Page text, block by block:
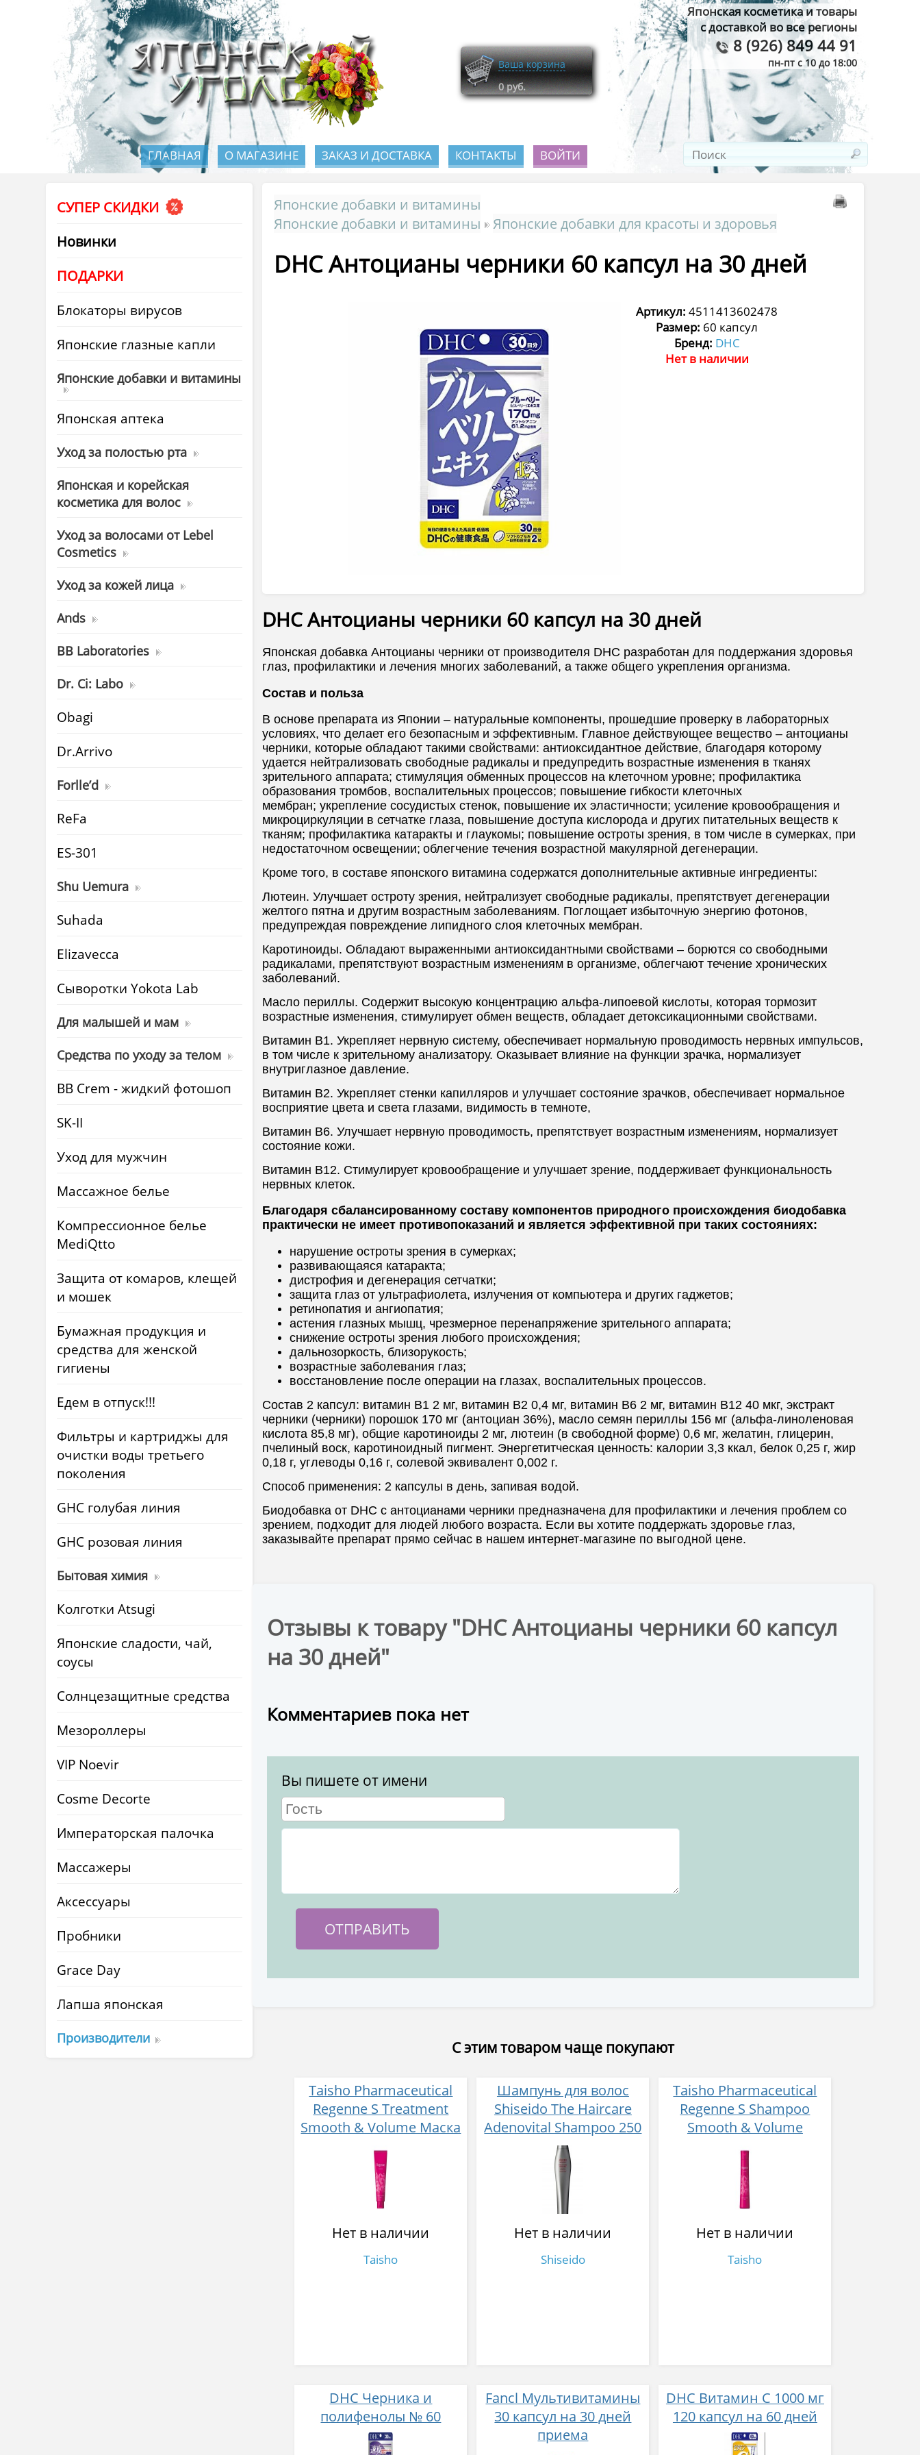
Японская косметика и товары
с доставкой во все регионы
8 (926) 849 44 91
пн-пт с 10 до 18:00
Ваша корзина
0 руб.
ГЛАВНАЯ О МАГАЗИНЕ ЗАКАЗ И ДОСТАВКА КОНТАКТЫ ВОЙТИ
СУПЕР СКИДКИ
Новинки
ПОДАРКИ
Блокаторы вирусов
Японские глазные капли
Японские добавки и витамины
Японская аптека
Уход за полостью рта
Японская и корейская
косметика для волос
Уход за волосами от Lebel
Cosmetics
Уход за кожей лица
Ands
BB Laboratories
Dr. Ci: Labo
Obagi
Dr.Arrivo
Forlle’d
ReFa
ES-301
Shu Uemura
Suhada
Elizavecca
Cыворотки Yokota Lab
Для малышей и мам
Средства по уходу за телом
BB Crem - жидкий фотошоп
SK-II
Уход для мужчин
Массажное белье
Компрессионное белье
MediQtto
Защита от комаров, клещей
и мошек
Бумажная продукция и
средства для женской
гигиены
Едем в отпуск!!!
Фильтры и картриджы для
очистки воды третьего
поколения
GHC голубая линия
GHC розовая линия
Бытовая химия
Колготки Atsugi
Японские сладости, чай,
соусы
Солнцезащитные средства
Мезороллеры
VIP Noevir
Cosme Decorte
Императорская палочка
Массажеры
Аксессуары
Пробники
Grace Day
Лапша японская
Производители
Японские добавки и витамины
Японские добавки и витамины
Японские добавки для красоты и здоровья
DHC Антоцианы черники 60 капсул на 30 дней
Артикул: 4511413602478
Размер: 60 капсул
Бренд: DHC
Нет в наличии
DHC Антоцианы черники 60 капсул на 30 дней
Японская добавка Антоцианы черники от производителя DHC разработан для поддержания здоровья
глаз, профилактики и лечения многих заболеваний, а также общего укрепления организма.
Состав и польза
В основе препарата из Японии – натуральные компоненты, прошедшие проверку в лабораторных
условиях, что делает его безопасным и эффективным. Главное действующее вещество – антоцианы
черники, которые обладают такими свойствами:антиоксидантное действие, благодаря которому
удается нейтрализовать свободные радикалы и предупредить возрастные изменения в тканях
зрительного аппарата;стимуляция обменных процессов на клеточном уровне; профилактика
образования тромбов, воспалительных процессов; повышение гибкости клеточных
мембран;укрепление сосудистых стенок, повышение их эластичности;усиление кровообращения и
микроциркуляции в сетчатке глаза, повышение доступа кислорода и других питательных веществ к
тканям; профилактика катаракты и глаукомы; повышение остроты зрения, в том числе в сумерках, при
недостаточном освещении; ​облегчение течения возрастной макулярной дегенерации.
Кроме того, в составе японского витамина содержатся дополнительные активные ингредиенты:
Лютеин. Улучшает остроту зрения, нейтрализует свободные радикалы, препятствует дегенерации
желтого пятна и другим возрастным заболеваниям. Поглощает избыточную энергию фотонов,
предупреждая повреждение липидного слоя клеточных мембран.
Каротиноиды. Обладают выраженными антиоксидантными свойствами – борются со свободными
радикалами, препятствуют возрастным изменениям в организме, облегчают течение хронических
заболеваний.
Масло периллы. Содержит высокую концентрацию альфа-липоевой кислоты, которая тормозит
возрастные изменения, стимулирует обмен веществ, обладает детоксикационными свойствами.
Витамин В1. Укрепляет нервную систему, обеспечивает нормальную проводимость нервных импульсов,
в том числе к зрительному анализатору. Оказывает влияние на функции зрачка, нормализует
внутриглазное давление.
Витамин В2. Укрепляет стенки капилляров и улучшает состояние зрачков, обеспечивает нормальное
восприятие цвета и света глазами, видимость в темноте,
Витамин В6. Улучшает нервную проводимость, препятствует возрастным изменениям, нормализует
состояние кожи.
Витамин В12. Стимулирует кровообращение и улучшает зрение, поддерживает функциональность
нервных клеток.
Благодаря сбалансированному составу компонентов природного происхождения биодобавка
практически не имеет противопоказаний и является эффективной при таких состояниях:
нарушение остроты зрения в сумерках;
развивающаяся катаракта;
дистрофия и дегенерация сетчатки;
защита глаз от ультрафиолета, излучения от компьютера и других гаджетов;
ретинопатия и ангиопатия;
астения глазных мышц, чрезмерное перенапряжение зрительного аппарата;
снижение остроты зрения любого происхождения;
дальнозоркость, близорукость;
возрастные заболевания глаз;
восстановление после операции на глазах, воспалительных процессов.
Состав 2 капсул: витамин B1 2 мг, витамин B2 0,4 мг, витамин B6 2 мг, витамин B12 40 мкг, экстракт
черники (черники) порошок 170 мг (антоциан 36%), масло семян периллы 156 мг (альфа-линоленовая
кислота 85,8 мг), общие каротиноиды 2 мг, лютеин (в свободной форме) 0,6 мг, желатин, глицерин,
пчелиный воск, каротиноидный пигмент. Энергетитческая ценность: калории 3,3 ккал, белок 0,25 г, жир
0,18 г, углеводы 0,16 г, солевой эквивалент 0,002 г.
Способ применения: 2 капсулы в день, запивая водой.
Биодобавка от DHC с антоцианами черники предназначена для профилактики и лечения проблем со
зрением, подходит для людей любого возраста. Если вы хотите поддержать здоровье глаз,
заказывайте препарат прямо сейчас в нашем интернет-магазине по выгодной цене.
Отзывы к товару "DHC Антоцианы черники 60 капсул
на 30 дней"
Комментариев пока нет
Вы пишете от имени
С этим товаром чаще покупают
Taisho Pharmaceutical
Regenne S Treatment
Smooth & Volume Маска
от выпадения волос для
разглаживания и
объема с цветочным
ароматом 200 гр
Нет в наличии
Taisho
Шампунь для волос
Shiseido The Haircare
Adenovital Shampoo 250
мл
Нет в наличии
Shiseido
Taisho Pharmaceutical
Regenne S Shampoo
Smooth & Volume
Шампунь от выпадения
волос для
разглаживания и
объема с цветочным
Нет в наличии
Taisho
DHC Черника и
полифенолы № 60
Fancl Мультивитамины
30 капсул на 30 дней
приема
DHC Витамин С 1000 мг
120 капсул на 60 дней